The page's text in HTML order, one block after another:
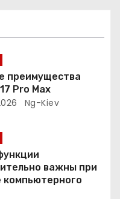
преимущества
Pro Max
Ng-Kiev
важны при
компьютерного